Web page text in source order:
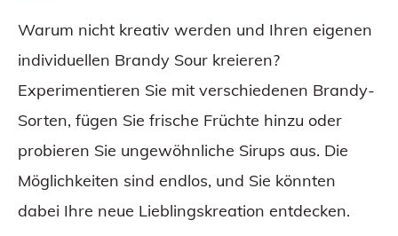
Warum nicht kreativ werden und Ihren eigenen
individuellen Brandy Sour kreieren?
Experimentieren Sie mit verschiedenen Brandy-
Sorten, fügen Sie frische Früchte hinzu oder
probieren Sie ungewöhnliche Sirups aus. Die
Möglichkeiten sind endlos, und Sie könnten
dabei Ihre neue Lieblingskreation entdecken.